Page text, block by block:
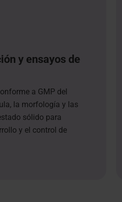
y ensayos de
a GMP del
la morfología y las
sólido para
y el control de